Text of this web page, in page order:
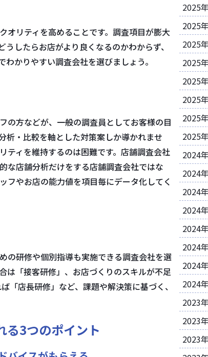
オリティを高めることです。調査項目が膨大
したらお店がより良くなるのかわからず、
かりやすい調査会社を選びましょう。
の方などが、一般の調査員としてお客様の目
析・比較を軸とした対策案しか導かれませ
ティを維持するのは困難です。店舗調査会社
な店舗分析だけをする店舗調査会社ではな
フやお店の能力値を項目毎にデータ化してく
の研修や個別指導も実施できる調査会社を選
は「接客研修」、お店づくりのスキルが不足
「店長研修」など、課題や解決策に基づく、
る3つのポイント
2025
2025
2025
2025
2025
2025
2025
2025
2024
2024
2024
2024
2024
2024
2024
2024
2023
2023
2023